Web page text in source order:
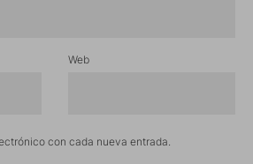
Web
con cada nueva entrada.